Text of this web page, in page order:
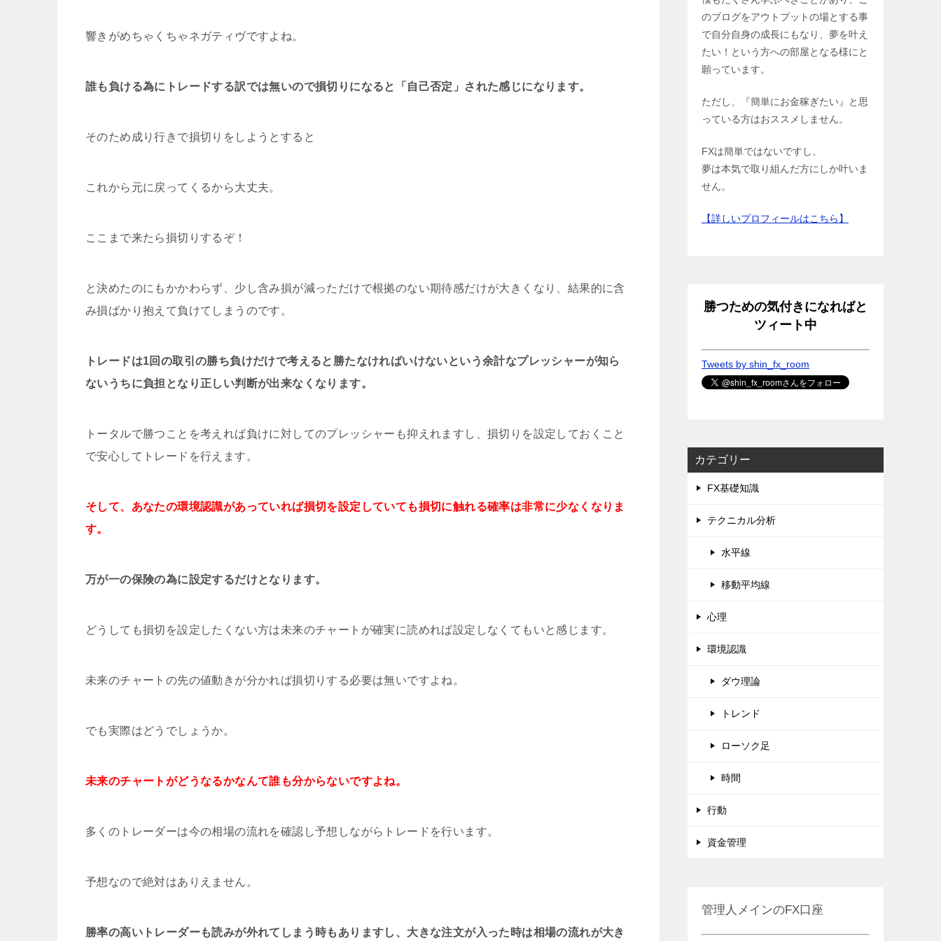
響きがめちゃくちゃネガティヴですよね。
誰も負ける為にトレードする訳では無いので損切りになると「自己否定」された感じになります。
そのため成り行きで損切りをしようとすると
これから元に戻ってくるから大丈夫。
ここまで来たら損切りするぞ！
と決めたのにもかかわらず、少し含み損が減っただけで根拠のない期待感だけが大きくなり、結果的に含
み損ばかり抱えて負けてしまうのです。
トレードは1回の取引の勝ち負けだけで考えると勝たなければいけないという余計なプレッシャーが知ら
ないうちに負担となり正しい判断が出来なくなります。
トータルで勝つことを考えれば負けに対してのプレッシャーも抑えれますし、損切りを設定しておくこと
で安心してトレードを行えます。
そして、あなたの環境認識があっていれば損切を設定していても損切に触れる確率は非常に少なくなりま
す。
万が一の保険の為に設定するだけとなります。
どうしても損切を設定したくない方は未来のチャートが確実に読めれば設定しなくてもいと感じます。
未来のチャートの先の値動きが分かれば損切りする必要は無いですよね。
でも実際はどうでしょうか。
未来のチャートがどうなるかなんて誰も分からないですよね。
多くのトレーダーは今の相場の流れを確認し予想しながらトレードを行います。
予想なので絶対はありえません。
勝率の高いトレーダーも読みが外れてしまう時もありますし、大きな注文が入った時は相場の流れが大き
のブログをアウトプットの場とする事
で自分自身の成長にもなり、夢を叶え
たい！という方への部屋となる様にと
願っています。
ただし、『簡単にお金稼ぎたい』と思
っている方はおススメしません。
FXは簡単ではないですし、
夢は本気で取り組んだ方にしか叶いま
せん。
【詳しいプロフィールはこちら】
勝つための気付きになればと
ツィート中
Tweets by shin_fx_room
カテゴリー
FX基礎知識
テクニカル分析
水平線
移動平均線
心理
環境認識
ダウ理論
トレンド
ローソク足
時間
行動
資金管理
管理人メインのFX口座